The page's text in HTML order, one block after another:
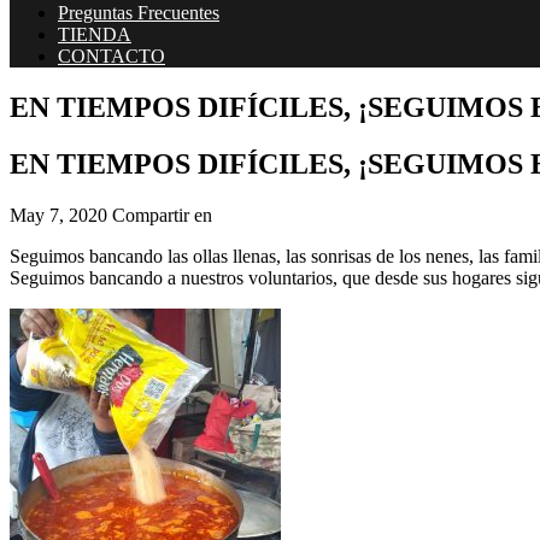
Preguntas Frecuentes
TIENDA
CONTACTO
EN TIEMPOS DIFÍCILES, ¡SEGUIMOS
EN TIEMPOS DIFÍCILES, ¡SEGUIMOS
May 7, 2020 Compartir en
Seguimos bancando las ollas llenas, las sonrisas de los nenes, las
Seguimos bancando a nuestros voluntarios, que desde sus hogares